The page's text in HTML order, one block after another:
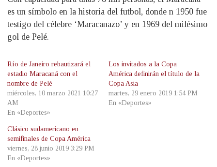
es un símbolo en la historia del futbol, donde n 1950 fue
testigo del célebre ‘Maracanazo’ y en 1969 del milésimo
gol de Pelé.
Río de Janeiro rebautizará el
estadio Maracaná con el
nombre de Pelé
miércoles, 10 marzo 2021 10:27
AM
En «Deportes»
Los invitados a la Copa
América definirán el título de la
Copa Asia
martes, 29 enero 2019 1:54 PM
En «Deportes»
Clásico sudamericano en
semifinales de Copa América
viernes, 28 junio 2019 3:29 PM
En «Deportes»